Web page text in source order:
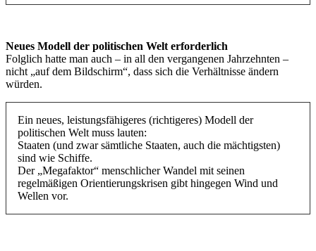
Neues Modell der politischen Welt erforderlich
Folglich hatte man auch – in all den vergangenen Jahrzehnten –
nicht „auf dem Bildschirm“, dass sich die Verhältnisse ändern
würden.
Ein neues, leistungsfähigeres (richtigeres) Modell der
politischen Welt muss lauten:
Staaten (und zwar sämtliche Staaten, auch die mächtigsten)
sind wie Schiffe.
Der „Megafaktor“ menschlicher Wandel mit seinen
regelmäßigen Orientierungskrisen gibt hingegen Wind und
Wellen vor.